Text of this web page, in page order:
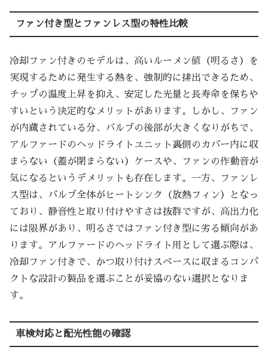
ファン付き型とファンレス型の特性比較
冷却ファン付きのモデルは、高いルーメン値（明るさ）を
実現するために発生する熱を、強制的に排出できるため、
チップの温度上昇を抑え、安定した光量と長寿命を保ちや
すいという決定的なメリットがあります。しかし、ファン
が内蔵されている分、バルブの後部が大きくなりがちで、
アルファードのヘッドライトユニット裏側のカバー内に収
まらない（蓋が閉まらない）ケースや、ファンの作動音が
気になるというデメリットも存在します。一方、ファンレ
ス型は、バルブ全体がヒートシンク（放熱フィン）となっ
ており、静音性と取り付けやすさは抜群ですが、高出力化
には限界があり、明るさではファン付き型に劣る傾向があ
ります。アルファードのヘッドライト用として選ぶ際は、
冷却ファン付きで、かつ取り付けスペースに収まるコンパ
クトな設計の製品を選ぶことが妥協のない選択となりま
す。
車検対応と配光性能の確認